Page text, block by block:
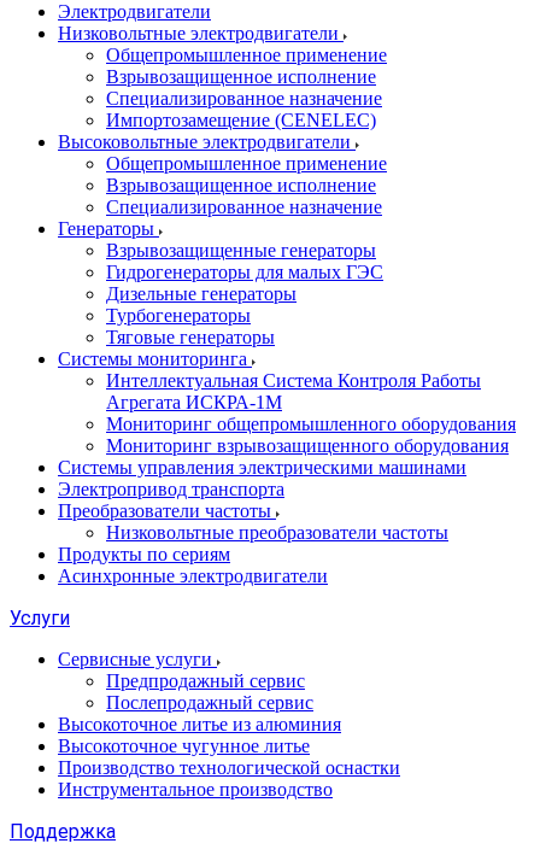
Электродвигатели
Низковольтные электродвигатели
Общепромышленное применение
Взрывозащищенное исполнение
Специализированное назначение
Импортозамещение (CENELEC)
Высоковольтные электродвигатели
Общепромышленное применение
Взрывозащищенное исполнение
Специализированное назначение
Генераторы
Взрывозащищенные генераторы
Гидрогенераторы для малых ГЭС
Дизельные генераторы
Турбогенераторы
Тяговые генераторы
Системы мониторинга
Интеллектуальная Система Контроля Работы
Агрегата ИСКРА-1М
Мониторинг общепромышленного оборудования
Мониторинг взрывозащищенного оборудования
Системы управления электрическими машинами
Электропривод транспорта
Преобразователи частоты
Низковольтные преобразователи частоты
Продукты по сериям
Асинхронные электродвигатели
Услуги
Сервисные услуги
Предпродажный сервис
Послепродажный сервис
Высокоточное литье из алюминия
Высокоточное чугунное литье
Производство технологической оснастки
Инструментальное производство
Поддержка